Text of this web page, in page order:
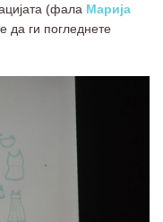
(фала Марија
ги погледнете